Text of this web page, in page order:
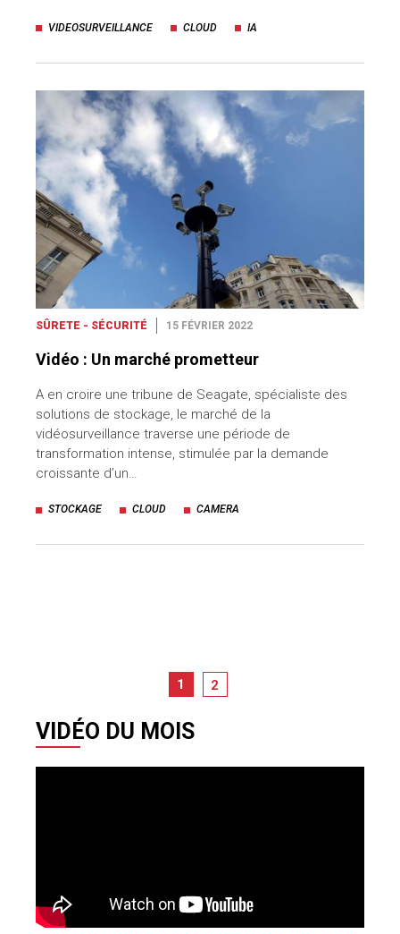
VIDEOSURVEILLANCE CLOUD IA
SÛRETE - SÉCURITÉ 15 FÉVRIER 2022
Vidéo : Un marché prometteur
A en croire une tribune de Seagate, spécialiste des
solutions de stockage, le marché de la
vidéosurveillance traverse une période de
transformation intense, stimulée par la demande
croissante d’un…
STOCKAGE CLOUD CAMERA
1 2
VIDÉO DU MOIS